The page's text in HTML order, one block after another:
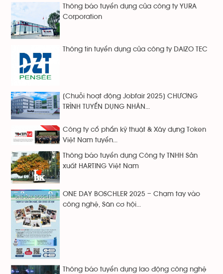
Thông báo tuyển dụng của công ty YURA
Corporation
Thông tin tuyển dụng của công ty DAIZO TEC
[Chuỗi hoạt động Jobfair 2025] CHƯƠNG
TRÌNH TUYỂN DỤNG NHÂN...
Công ty cổ phẩn kỹ thuật & Xây dựng Token
Việt Nam tuyển...
Thông báo tuyển dụng Công ty TNHH Sản
xuất HARTING Việt Nam
ONE DAY BOSCHLER 2025 – Chạm tay vào
công nghệ, Săn cơ hội...
Thông báo tuyển dụng lao động công nghệ